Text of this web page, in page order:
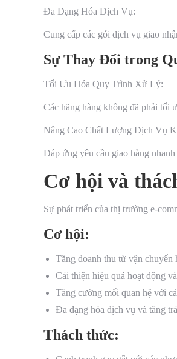
Đa Dạng Hóa Dịch Vụ:
Cung cấp các gói dịch vụ giao
Sự Thay Đổi trong
Tối Ưu Hóa Quy Trình Xử Lý:
Các hãng hàng không đã phải tối
Nâng Cao Chất Lượng Dịch Vụ
Đáp ứng yêu cầu giao hàng
Cơ hội và
Sự phát triển của thị trường e-
Cơ hội:
Tăng doanh thu từ vận chuyển
Cải thiện hiệu quả hoạt động
Tăng cường mối quan hệ với
Đa dạng hóa dịch vụ và tăng
Thách thức: